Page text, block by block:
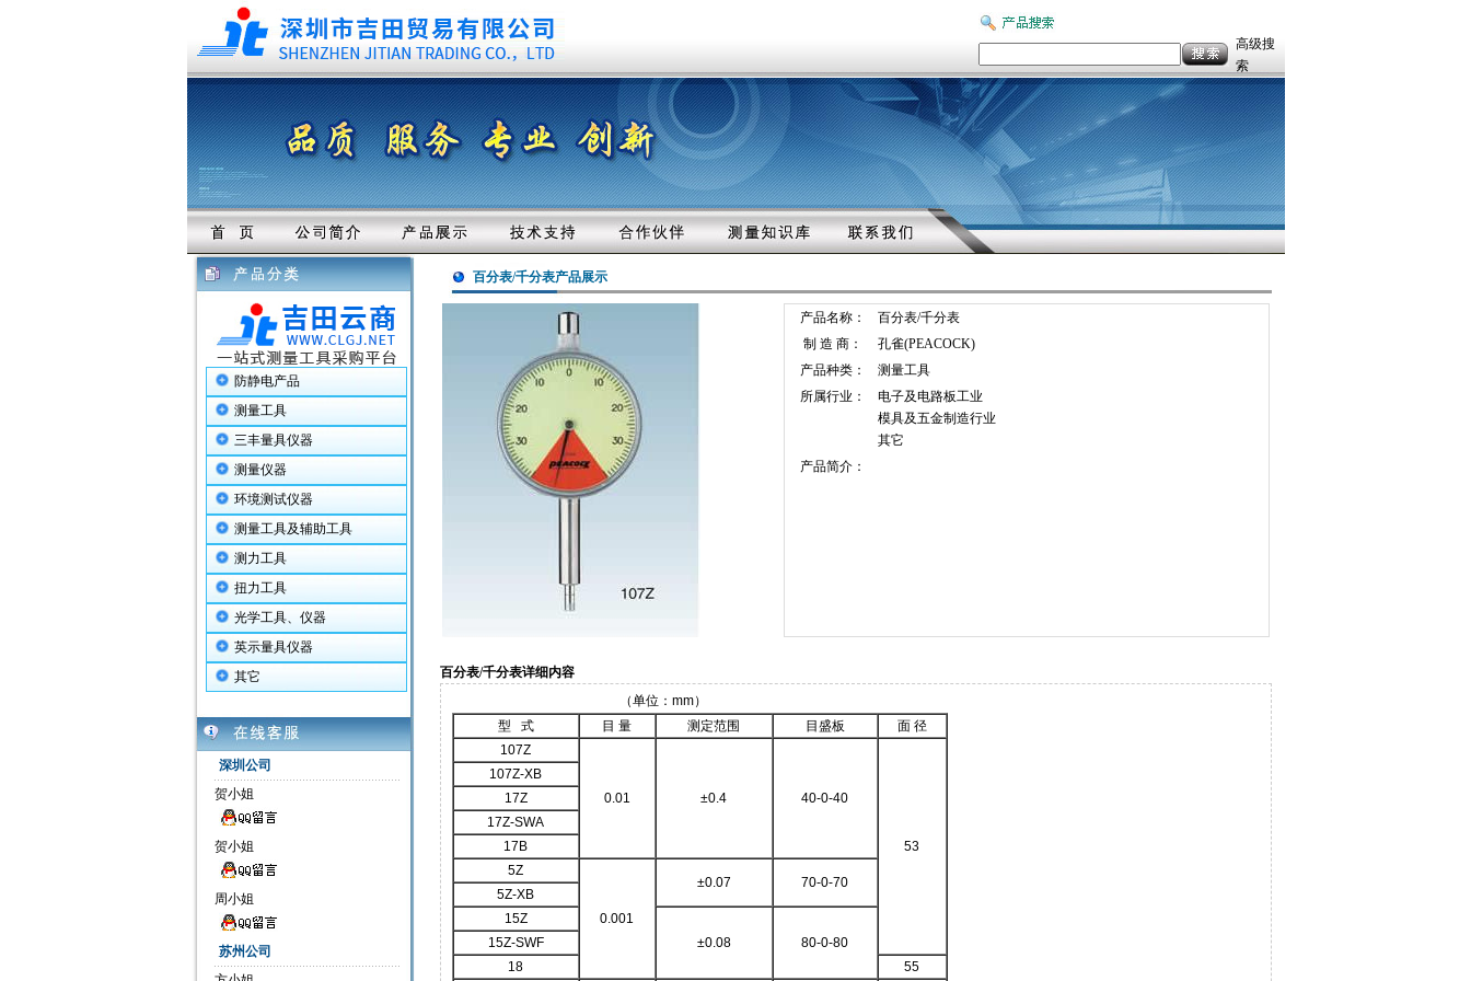
高级搜
索
防静电产品
测量工具
三丰量具仪器
测量仪器
环境测试仪器
测量工具及辅助工具
测力工具
扭力工具
光学工具、仪器
英示量具仪器
其它
深圳公司
贺小姐
贺小姐
周小姐
苏州公司
百分表/千分表产品展示
产品名称：
百分表/千分表
制 造 商：
孔雀(PEACOCK)
产品种类：
测量工具
所属行业：
电子及电路板工业
模具及五金制造行业
其它
产品简介：
百分表/千分表详细内容
（单位：mm）
型 式
目 量 测定范围 目盛板
面 径
107Z
0.01 ±0.4 40-0-40
53
107Z-XB
17Z
17Z-SWA
17B
5Z
0.001
±0.07 70-0-70
5Z-XB
15Z
±0.08
80-0-80
15Z-SWF
18
55